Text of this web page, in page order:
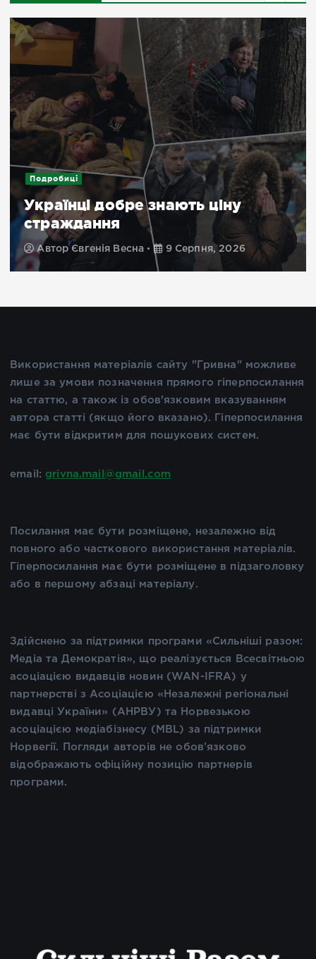
Подробиці
Українці добре знають ціну
страждання
Автор Євгенія Весна 9 Серпня, 2026
Використання матеріалів сайту "Гривна" можливе
лише за умови позначення прямого гіперпосилання
на статтю, а також із обов'язковим вказуванням
автора статті (якщо його вказано). Гіперпосилання
має бути відкритим для пошукових систем.
email: grivna.mail@gmail.com
Посилання має бути розміщене, незалежно від
повного або часткового використання матеріалів.
Гіперпосилання має бути розміщене в підзаголовку
або в першому абзаці матеріалу.
Здійснено за підтримки програми «Сильніші разом:
Медіа та Демократія», що реалізується Всесвітньою
асоціацією видавців новин (WAN-IFRA) у
партнерстві з Асоціацією «Незалежні регіональні
видавці України» (АНРВУ) та Норвезькою
асоціацією медіабізнесу (MBL) за підтримки
Норвегії. Погляди авторів не обов’язково
відображають офіційну позицію партнерів
програми.